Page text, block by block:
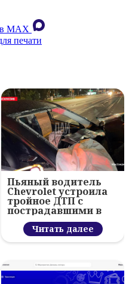
MAХ
печати
Пьяный водитель
Chevrolet устроила
тройное ДТП с
пострадавшими в
Пскове
Читать далее